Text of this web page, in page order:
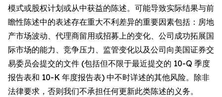
模式或股权计划或从中获益的陈述。可能导致实际结果与前
瞻性陈述中的表述存在重大不利差异的重要因素包括：房地
产市场波动、代理商留用或招募上的变化、公司成功拓展国
际市场的能力、竞争压力、监管变化以及公司向美国证券交
易委员会提交的文件 (包括但不限于最近提交的 10-Q 季度
报告表和 10-K 年度报告表) 中不时详述的其他风险。除非
法律要求，否则我们不承担任何更新此类陈述的义务。